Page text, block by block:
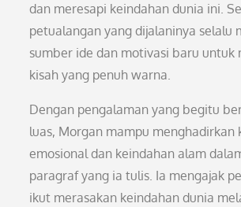
dan meresapi keindahan dunia ini.
petualangan yang dijalaninya selalu
sumber ide dan motivasi baru untuk
kisah yang penuh warna.
Dengan pengalaman yang begitu
luas, Morgan mampu menghadirkan
emosional dan keindahan alam
paragraf yang ia tulis. Ia mengajak
ikut merasakan keindahan dunia